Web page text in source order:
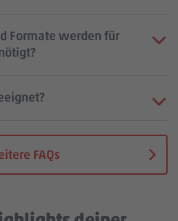
Formate werden für
FAQs